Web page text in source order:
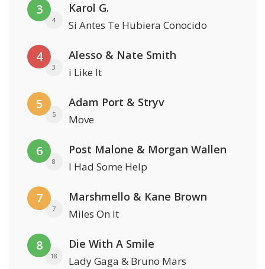
3
4
Karol G.
Si Antes Te Hubiera Conocido
4
3
Alesso & Nate Smith
i Like It
5
5
Adam Port & Stryv
Move
6
8
Post Malone & Morgan Wallen
I Had Some Help
7
7
Marshmello & Kane Brown
Miles On It
8
18
Die With A Smile
Lady Gaga & Bruno Mars